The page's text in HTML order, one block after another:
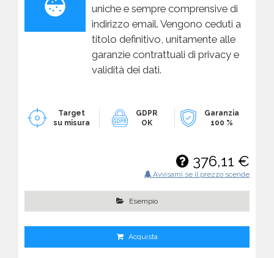
uniche e sempre comprensive di
indirizzo email. Vengono ceduti a
titolo definitivo, unitamente alle
garanzie contrattuali di privacy e
validità dei dati.
Target
su misura
GDPR
OK
Garanzia
100 %
376,11 €
Avvisami se il prezzo scende
Esempio
Acquista